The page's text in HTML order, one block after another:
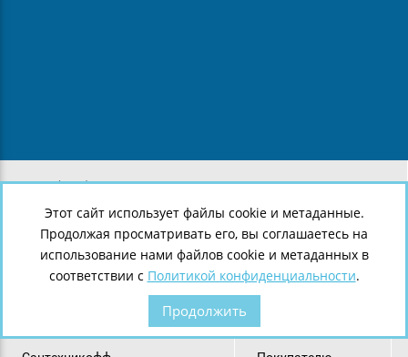
8 (812) 643-38-05
8 (921) 907-43-28
г.Санкт-Петербург,Ленинский пр., 140
Этот сайт использует файлы cookie и метаданные.
Продолжая просматривать его, вы соглашаетесь на
использование нами файлов cookie и метаданных в
соответствии с Политикой конфиденциальности.
Продолжить